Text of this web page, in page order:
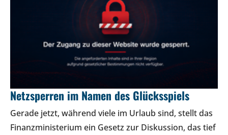
Netzsperren im Namen des Glücksspiels
Gerade jetzt, während viele im Urlaub sind, stellt das
Finanzministerium ein Gesetz zur Diskussion, das tief